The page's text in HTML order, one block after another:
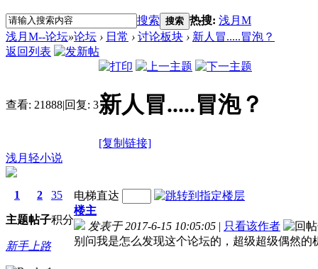
搜索 搜索 热搜: 浅月M
浅月M--论坛»论坛 › 日常 › 讨论板块 › 新人冒.....冒泡？
返回列表
查看: 21888|回复: 3新人冒.....冒泡？
[复制链接]
浅月轻小说
1
主题
2
帖子
35
积分
新手上路
电梯直达
楼主
发表于 2017-6-15 10:05:05 | 只看该作者
别问我是怎么发现这个论坛的，超级超级偶然